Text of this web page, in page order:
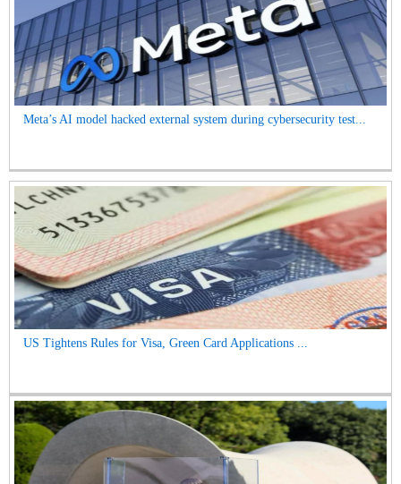
Meta’s AI model hacked external system during cybersecurity test...
US Tightens Rules for Visa, Green Card Applications ...